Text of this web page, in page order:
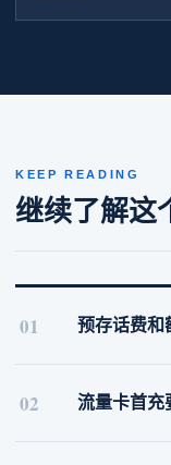
KEEP READING
继续了解这
01 预存话费和
02 流量卡首充